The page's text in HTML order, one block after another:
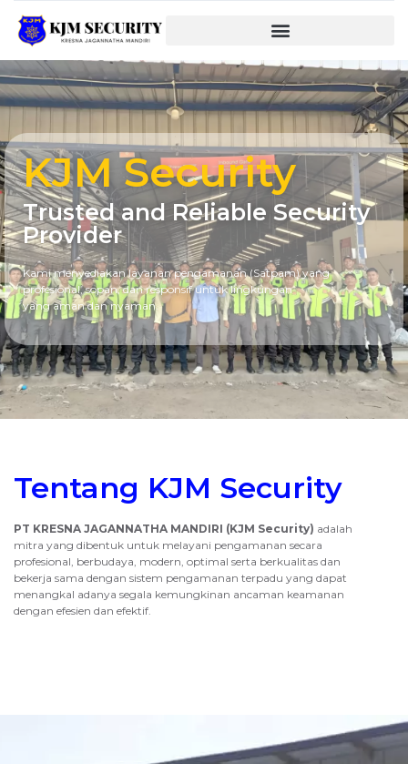
KJM Security
Trusted and Reliable Security
Provider
Kami menyediakan layanan pengamanan (Satpam) yang
profesional, sopan, dan responsif untuk lingkungan
yang aman dan nyaman.
Tentang KJM Security
PT KRESNA JAGANNATHA MANDIRI (KJM Security) adalah
mitra yang dibentuk untuk melayani pengamanan secara
profesional, berbudaya, modern, optimal serta berkualitas dan
bekerja sama dengan sistem pengamanan terpadu yang dapat
menangkal adanya segala kemungkinan ancaman keamanan
dengan efesien dan efektif.